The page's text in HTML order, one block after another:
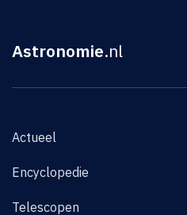
Astronomie.nl
Actueel
Encyclopedie
Telescopen